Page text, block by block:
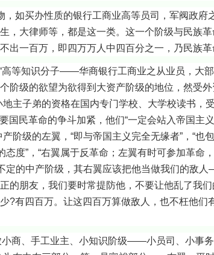
办性质的银行工商业高等员司，军阀政府之
，大律师等，都是这一类。这一个阶级与民族
出一百万，即四万万人中四百分之一，乃民族革
知识分子——华商银行工商业之从业员，大部
阶级的欲望为欲得到大资产阶级的地位，然受
主子弟的资格在国内专门学校、大学校读书，
国民革命的争斗加紧，他们“一定会站入帝国主
阶级的左翼，“即与帝国主义完全无缘者”，“也
态度”，“右翼属于反革命；左翼有时可参加革命
定的中产阶级，其右翼应该把他当做我们的敌
朋友，我们要时常提防他，不要让他乱了我们
?有四百万。让这四百万算做敌人，也不枉他们
、手工业主、小知识阶级——小员司、小事务